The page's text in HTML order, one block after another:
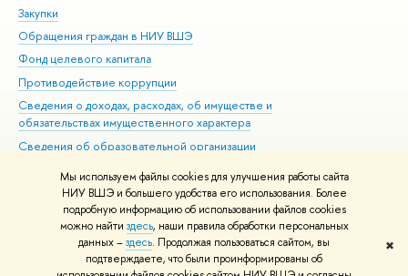
Мы используем файлы cookies для улучшения работы сайта
НИУ ВШЭ и большего удобства его использования. Более
подробную информацию об использовании файлов cookies
можно найти здесь, наши правила обработки персональных
данных –здесь. Продолжая пользоваться сайтом, вы
подтверждаете, что были проинформированы об
✖
Закупки
Обращения граждан в НИУ ВШЭ
Фонд целевого капитала
Противодействие коррупции
Сведения о доходах, расходах, об имуществе и
обязательствах имущественного характера
Сведения об образовательной организации
Людям с ограниченными возможностями здоровья
Единая платежная страница
Работа в Вышке